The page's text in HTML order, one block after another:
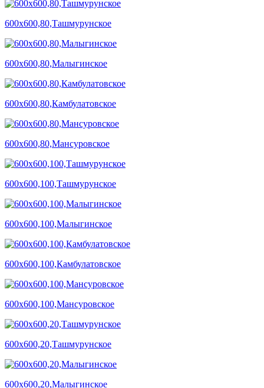
600х600,80,Ташмурунское
600х600,80,Малыгинское
600х600,80,Камбулатовское
600х600,80,Мансуровское
600х600,100,Ташмурунское
600х600,100,Малыгинское
600х600,100,Камбулатовское
600х600,100,Мансуровское
600х600,20,Ташмурунское
600х600,20,Малыгинское